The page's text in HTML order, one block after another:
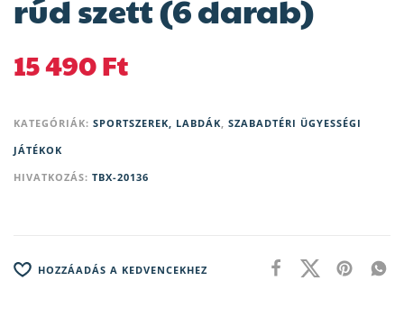
rúd szett (6 darab)
15 490Ft
KATEGÓRIÁK: SPORTSZEREK, LABDÁK, SZABADTÉRI ÜGYESSÉGI
JÁTÉKOK
HIVATKOZÁS: TBX-20136
HOZZÁADÁS A KEDVENCEKHEZ